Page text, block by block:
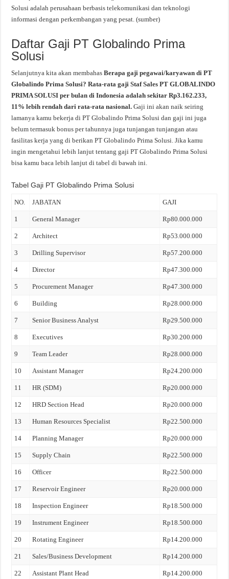
Solusi adalah perusahaan berbasis telekomunikasi dan teknologi
informasi dengan perkembangan yang pesat. (sumber)
Daftar Gaji PT Globalindo Prima
Solusi
Selanjutnya kita akan membahasBerapa gaji pegawai/karyawan di PT
Globalindo Prima Solusi? Rata-rata gaji Staf Sales PT GLOBALINDO
PRIMA SOLUSI per bulan di Indonesia adalah sekitar Rp3.162.233,
11% lebih rendah dari rata-rata nasional.Gaji ini akan naik seiring
lamanya kamu bekerja di PT Globalindo Prima Solusi dan gaji ini juga
belum termasuk bonus per tahunnya juga tunjangan tunjangan atau
fasilitas kerja yang di berikan PT Globalindo Prima Solusi. Jika kamu
ingin mengetahui lebih lanjut tentang gaji PT Globalindo Prima Solusi
bisa kamu baca lebih lanjut di tabel di bawah ini.
Tabel Gaji PT Globalindo Prima Solusi
NO. JABATAN GAJI
1 General Manager Rp80.000.000
2 Architect Rp53.000.000
3 Drilling Supervisor Rp57.200.000
4 Director Rp47.300.000
5 Procurement Manager Rp47.300.000
6 Building Rp28.000.000
7 Senior Business Analyst Rp29.500.000
8 Executives Rp30.200.000
9 Team Leader Rp28.000.000
10 Assistant Manager Rp24.200.000
11 HR (SDM) Rp20.000.000
12 HRD Section Head Rp20.000.000
13 Human Resources Specialist Rp22.500.000
14 Planning Manager Rp20.000.000
15 Supply Chain Rp22.500.000
16 Officer Rp22.500.000
17 Reservoir Engineer Rp20.000.000
18 Inspection Engineer Rp18.500.000
19 Instrument Engineer Rp18.500.000
20 Rotating Engineer Rp14.200.000
21 Sales/Business Development Rp14.200.000
22 Assistant Plant Head Rp14.200.000